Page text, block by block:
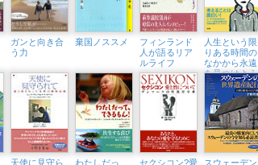
ガンと向き合
う力
棄国ノススメ
フィンランド
人が語るリア
ルライフ
人生という限
りある時間の
なかから永遠
を見つけよう
とする青年
天使に見守ら
わたしだっ
セクシコン?愛
スウェーデン